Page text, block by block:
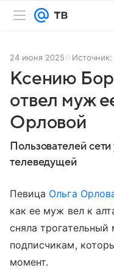
24 июня 2025 Источник:
Ксению
отвел муж
Орловой
Пользователей
телеведущей
Певица Ольга
как ее муж вел к
сняла
подписчикам,
момент.